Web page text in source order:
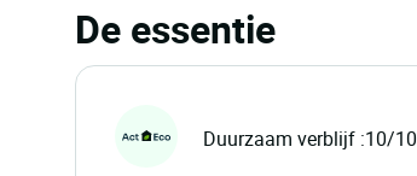
De essentie
Duurzaam verblijf :10/10